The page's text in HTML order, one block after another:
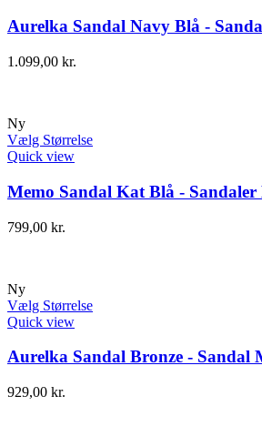
Aurelka Sandal Navy Blå -
1.099,00 kr.
Ny
Vælg Størrelse
Quick view
Memo Sandal Kat Blå -
799,00 kr.
Ny
Vælg Størrelse
Quick view
Aurelka Sandal Bronze - Sandal
929,00 kr.